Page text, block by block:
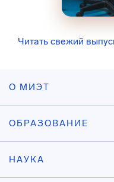
Читать свежий
О МИЭТ
ОБРАЗОВАНИЕ
НАУКА